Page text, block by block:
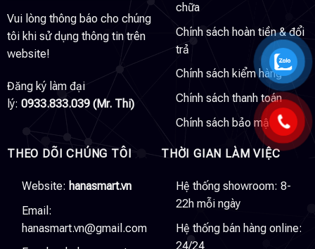
Vui lòng thông báo cho chúng
tôi khi sử dụng thông tin trên
website!
Đăng ký làm đại
lý: 0933.833.039 (Mr. Thi)
chữa
Chính sách hoàn tiền & đổi
trả
Chính sách kiểm hàng
Chính sách thanh toán
Chính sách bảo mật
THEO DÕI CHÚNG TÔI
Website: hanasmart.vn
Email:
hanasmart.vn@gmail.com
THỜI GIAN LÀM VIỆC
Hệ thống showroom: 8-
22h mỗi ngày
Hệ thống bán hàng online:
24/24